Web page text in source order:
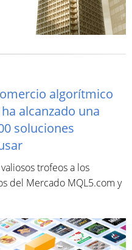
algorítmico
alcanzado una
soluciones
trofeos a los
del Mercado MQL5.com y